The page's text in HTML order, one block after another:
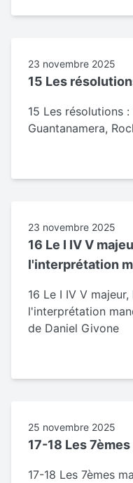
23 novembre 2025
15 Les
15 Les résolutions
Guantanamera,
23 novembre 2025
16 Le I IV V
l'interprétation
16 Le I IV V
l'interprétation
de Daniel Givone
25 novembre 2025
17-18 Les
17-18 Les 7èmes